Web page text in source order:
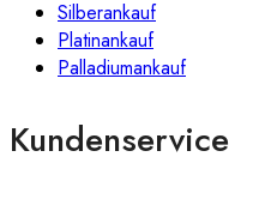
Silberankauf
Platinankauf
Palladiumankauf
Kundenservice